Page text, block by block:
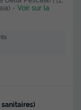
- Voir sur la
sanitaires)